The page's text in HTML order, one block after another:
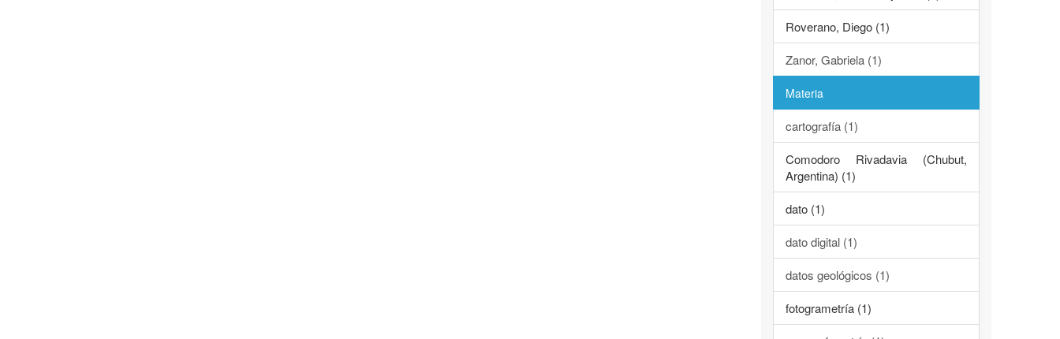
Roverano, Diego (1)
Zanor, Gabriela (1)
Materia
cartografía (1)
Comodoro Rivadavia (Chubut,
Argentina) (1)
dato (1)
dato digital (1)
datos geológicos (1)
fotogrametría (1)